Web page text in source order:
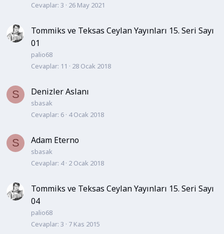
Cevaplar 3 26 May 2021
Tommiks ve Teksas Ceylan Yayınları 15. Seri Sayı
01
palio68
Cevaplar 11 28 Ocak 2018
S Denizler Aslanı
sbasak
Cevaplar 6 4 Ocak 2018
S Adam Eterno
sbasak
Cevaplar 4 2 Ocak 2018
Tommiks ve Teksas Ceylan Yayınları 15. Seri Sayı
04
palio68
Cevaplar 3 7 Kas 2015